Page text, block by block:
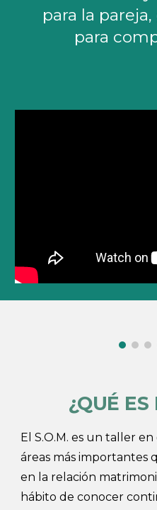
para la
para
¿QUÉ ES
El S.O.M. es un taller
áreas más importantes
en la relación
hábito de conocer